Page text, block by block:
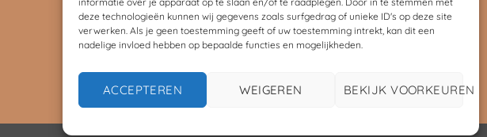
deze technologieën kunnen wij gegevens zoals surfgedrag of unieke ID's op deze site
verwerken. Als je geen toestemming geeft of uw toestemming intrekt, kan dit een
nadelige invloed hebben op bepaalde functies en mogelijkheden.
ACCEPTEREN WEIGEREN BEKIJK VOORKEUREN